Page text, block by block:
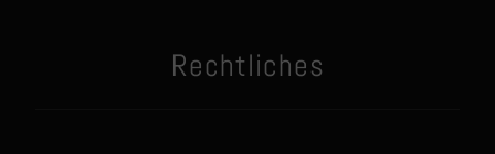
Rechtliches